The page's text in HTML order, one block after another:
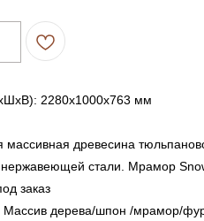
2280x1000x763 мм
массивная древесина
нержавеющей стали. Мрамор
заказ
Массив дерева/шпон /мрамор/